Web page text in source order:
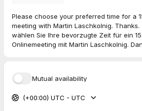
Please choose your preferred time for a
meeting with Martin Laschkolnig.
wählen Sie Ihre bevorzugte Zeit für ein
Onlinemeeting mit Martin Laschkolnig.
Mutual availability
(+00:00) UTC - UTC